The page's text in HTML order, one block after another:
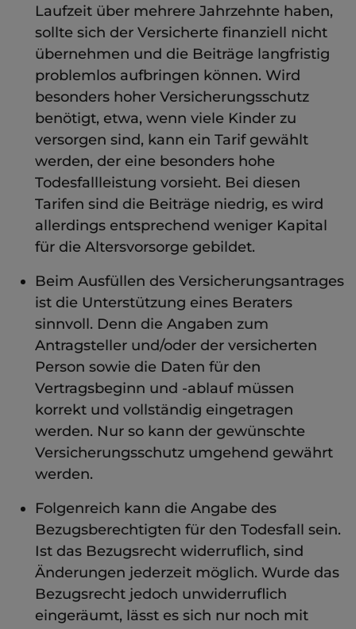
Laufzeit über mehrere Jahrzehnte haben,
sollte sich der Versicherte finanziell nicht
übernehmen und die Beiträge langfristig
problemlos aufbringen können. Wird
besonders hoher Versicherungsschutz
benötigt, etwa, wenn viele Kinder zu
versorgen sind, kann ein Tarif gewählt
werden, der eine besonders hohe
Todesfallleistung vorsieht. Bei diesen
Tarifen sind die Beiträge niedrig, es wird
allerdings entsprechend weniger Kapital
für die Altersvorsorge gebildet.
Beim Ausfüllen des Versicherungsantrages
ist die Unterstützung eines Beraters
sinnvoll. Denn die Angaben zum
Antragsteller und/oder der versicherten
Person sowie die Daten für den
Vertragsbeginn und -ablauf müssen
korrekt und vollständig eingetragen
werden. Nur so kann der gewünschte
Versicherungsschutz umgehend gewährt
werden.
Folgenreich kann die Angabe des
Bezugsberechtigten für den Todesfall sein.
Ist das Bezugsrecht widerruflich, sind
Änderungen jederzeit möglich. Wurde das
Bezugsrecht jedoch unwiderruflich
eingeräumt, lässt es sich nur noch mit